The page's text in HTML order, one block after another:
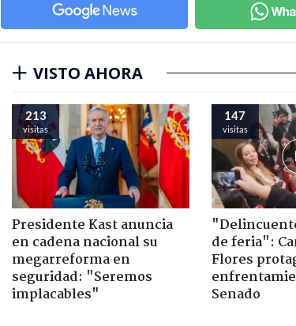
VISTO AHORA
213
visitas
Presidente Kast anuncia
en cadena nacional su
megarreforma en
seguridad: "Seremos
implacables"
147
visitas
de feria":
Flores
Senado